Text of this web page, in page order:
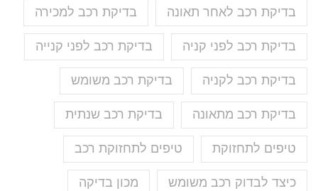
בדיקת רכב לאחר תאונה בדיקת רכב למכירה
בדיקת רכב לפני קניה בדיקת רכב לפני קנייה
בדיקת רכב לקניה בדיקת רכב משומש
בדיקת רכב מתאונה בדיקת רכב שנתית
טיפים לתחזוקת טיפים לתחזוקת רכב
כיצד לבדוק רכב משומש מכון בדיקה